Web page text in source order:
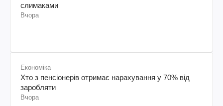
слимаками
Вчора
Економіка
Хто з пенсіонерів отримає нарахування у 70% від
заробляти
Вчора